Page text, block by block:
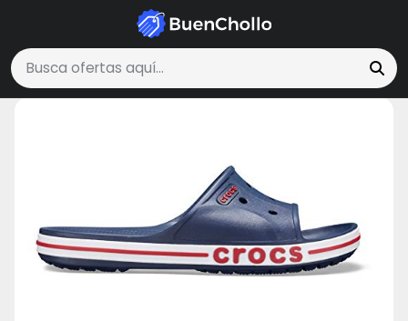
Buscar ofertas
Moda y AccesoriosCrocs Bayaband Slide, Chanclas Unisex Adulto,